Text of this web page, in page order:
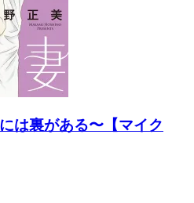
は裏がある〜【マイク